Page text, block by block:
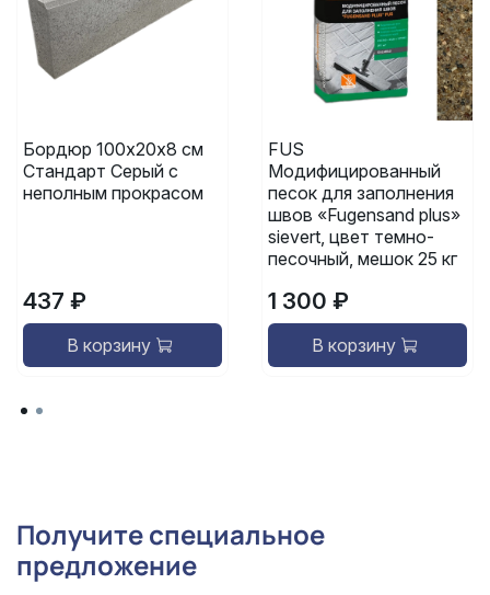
Бордюр 100х20х8 см
Стандарт Серый с
неполным прокрасом
437 ₽
В корзину
FUS
Модифицированный
песок для заполнения
швов «Fugensand plus»
sievert, цвет темно-
песочный, мешок 25 кг
1 300 ₽
В корзину
Получите специальное
предложение